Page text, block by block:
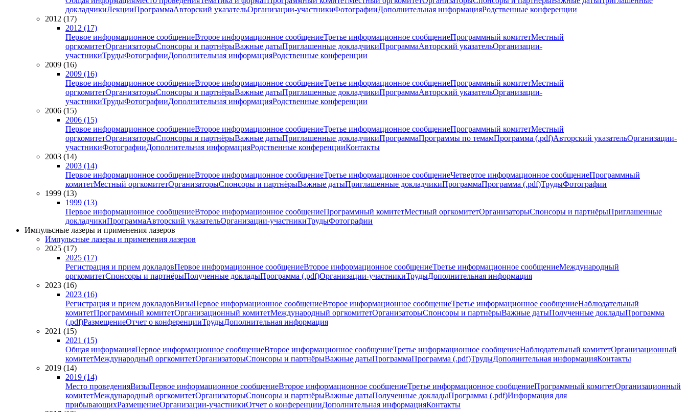
докладчикиЛекцииПрограммаАвторский указательОрганизации-участникиФотографииДополнительная информацияРодственные конференции
2012 (17)
2012 (17)
Первое информационное сообщениеВторое информационное сообщениеТретье информационное сообщениеПрограммный комитетМестный
оргкомитетОрганизаторыСпонсоры и партнёрыВажные датыПриглашенные докладчикиПрограммаАвторский указательОрганизации-
участникиТрудыФотографииДополнительная информацияРодственные конференции
2009 (16)
2009 (16)
Первое информационное сообщениеВторое информационное сообщениеТретье информационное сообщениеПрограммный комитетМестный
оргкомитетОрганизаторыСпонсоры и партнёрыВажные датыПриглашенные докладчикиПрограммаАвторский указательОрганизации-
участникиТрудыФотографииДополнительная информацияРодственные конференции
2006 (15)
2006 (15)
Первое информационное сообщениеВторое информационное сообщениеТретье информационное сообщениеПрограммный комитетМестный
оргкомитетОрганизаторыСпонсоры и партнёрыВажные датыПриглашенные докладчикиПрограммаПрограммы по темамПрограмма (.pdf)Авторский указательОрганизации-
участникиФотографииДополнительная информацияРодственные конференцииКонтакты
2003 (14)
2003 (14)
Первое информационное сообщениеВторое информационное сообщениеТретье информационное сообщениеЧетвертое информационное сообщениеПрограммный
комитетМестный оргкомитетОрганизаторыСпонсоры и партнёрыВажные датыПриглашенные докладчикиПрограммаПрограмма (.pdf)ТрудыФотографии
1999 (13)
1999 (13)
Первое информационное сообщениеВторое информационное сообщениеПрограммный комитетМестный оргкомитетОрганизаторыСпонсоры и партнёрыПриглашенные
докладчикиПрограммаАвторский указательОрганизации-участникиТрудыФотографии
Импульсные лазеры и применения лазеров
Импульсные лазеры и применения лазеров
2025 (17)
2025 (17)
Регистрация и прием докладовПервое информационное сообщениеВторое информационное сообщениеТретье информационное сообщениеМеждународный
оргкомитетСпонсоры и партнёрыПолученные докладыПрограмма (.pdf)Организации-участникиТрудыДополнительная информация
2023 (16)
2023 (16)
Регистрация и прием докладовВизыПервое информационное сообщениеВторое информационное сообщениеТретье информационное сообщениеНаблюдательный
комитетПрограммный комитетОрганизационный комитетМеждународный оргкомитетОрганизаторыСпонсоры и партнёрыВажные датыПолученные докладыПрограмма
(.pdf)РазмещениеОтчет о конференцииТрудыДополнительная информация
2021 (15)
2021 (15)
Общая информацияПервое информационное сообщениеВторое информационное сообщениеТретье информационное сообщениеНаблюдательный комитетОрганизационный
комитетМеждународный оргкомитетОрганизаторыСпонсоры и партнёрыВажные датыПрограммаПрограмма (.pdf)ТрудыДополнительная информацияКонтакты
2019 (14)
2019 (14)
Место проведенияВизыПервое информационное сообщениеВторое информационное сообщениеТретье информационное сообщениеПрограммный комитетОрганизационный
комитетМеждународный оргкомитетОрганизаторыСпонсоры и партнёрыВажные датыПолученные докладыПрограмма (.pdf)Информация для
прибывающихРазмещениеОрганизации-участникиОтчет о конференцииДополнительная информацияКонтакты